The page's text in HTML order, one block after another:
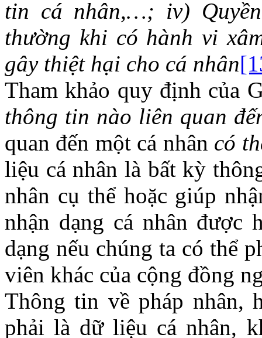
tin cá nhân,…; iv)
thường khi có hành vi
gây thiệt hại cho cá nhân
Tham khảo quy định của
thông tin nào liên quan
quan đến một cá nhân có
liệu cá nhân là bất kỳ
nhân cụ thể hoặc giúp
nhận dạng cá nhân được
dạng nếu chúng ta có thể
viên khác của cộng đồng
Thông tin về pháp nhân,
phải là dữ liệu cá nhân,